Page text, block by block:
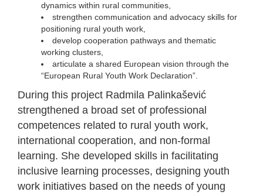
dynamics within rural communities,
strengthen communication and advocacy skills for
positioning rural youth work,
develop cooperation pathways and thematic
working clusters,
articulate a shared European vision through the
“European Rural Youth Work Declaration”.
During this project Radmila Palinkašević
strengthened a broad set of professional
competences related to rural youth work,
international cooperation, and non-formal
learning. She developed skills in facilitating
inclusive learning processes, designing youth
work initiatives based on the needs of young